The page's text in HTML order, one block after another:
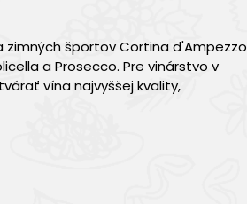
zimných športov Cortina d'Ampezzo
a Prosecco. Pre vinárstvo v
vína najvyššej kvality,